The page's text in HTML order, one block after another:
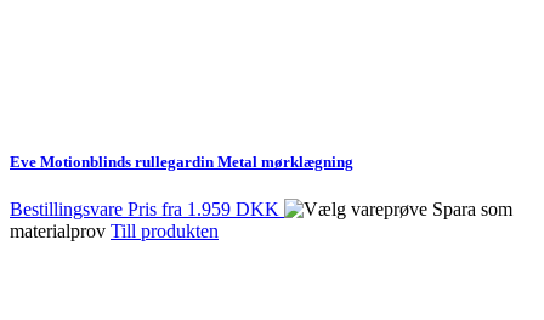
Eve Motionblinds rullegardin Metal mørklægning
Bestillingsvare Pris fra 1.959 DKK
Spara som
materialprov Till produkten